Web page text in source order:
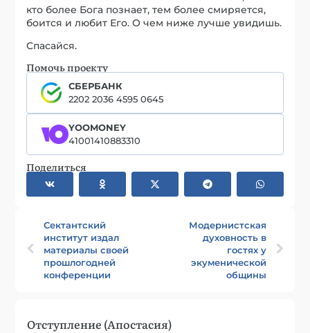
кто более Бога познает, тем более смиряется,
боится и любит Его. О чем ниже лучше увидишь.
Спасайся.
Помочь проекту
СБЕРБАНК
2202 2036 4595 0645
YOOMONEY
41001410883310
Поделиться
Сектантский
институт издал
материалы своей
прошлогодней
конференции
Модернистская
духовность в
гостях у
экуменической
общины
Отступление (Апостасия)